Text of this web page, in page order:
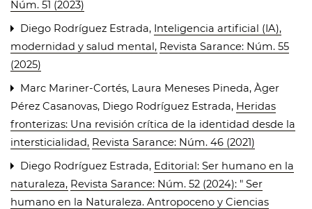
Núm. 51 (2023)
Diego Rodríguez Estrada, Inteligencia artificial (IA),
modernidad y salud mental, Revista Sarance: Núm. 55
(2025)
Marc Mariner-Cortés, Laura Meneses Pineda, Àger
Pérez Casanovas, Diego Rodríguez Estrada, Heridas
fronterizas: Una revisión crítica de la identidad desde la
intersticialidad, Revista Sarance: Núm. 46 (2021)
Diego Rodríguez Estrada, Editorial: Ser humano en la
naturaleza, Revista Sarance: Núm. 52 (2024): " Ser
humano en la Naturaleza. Antropoceno y Ciencias